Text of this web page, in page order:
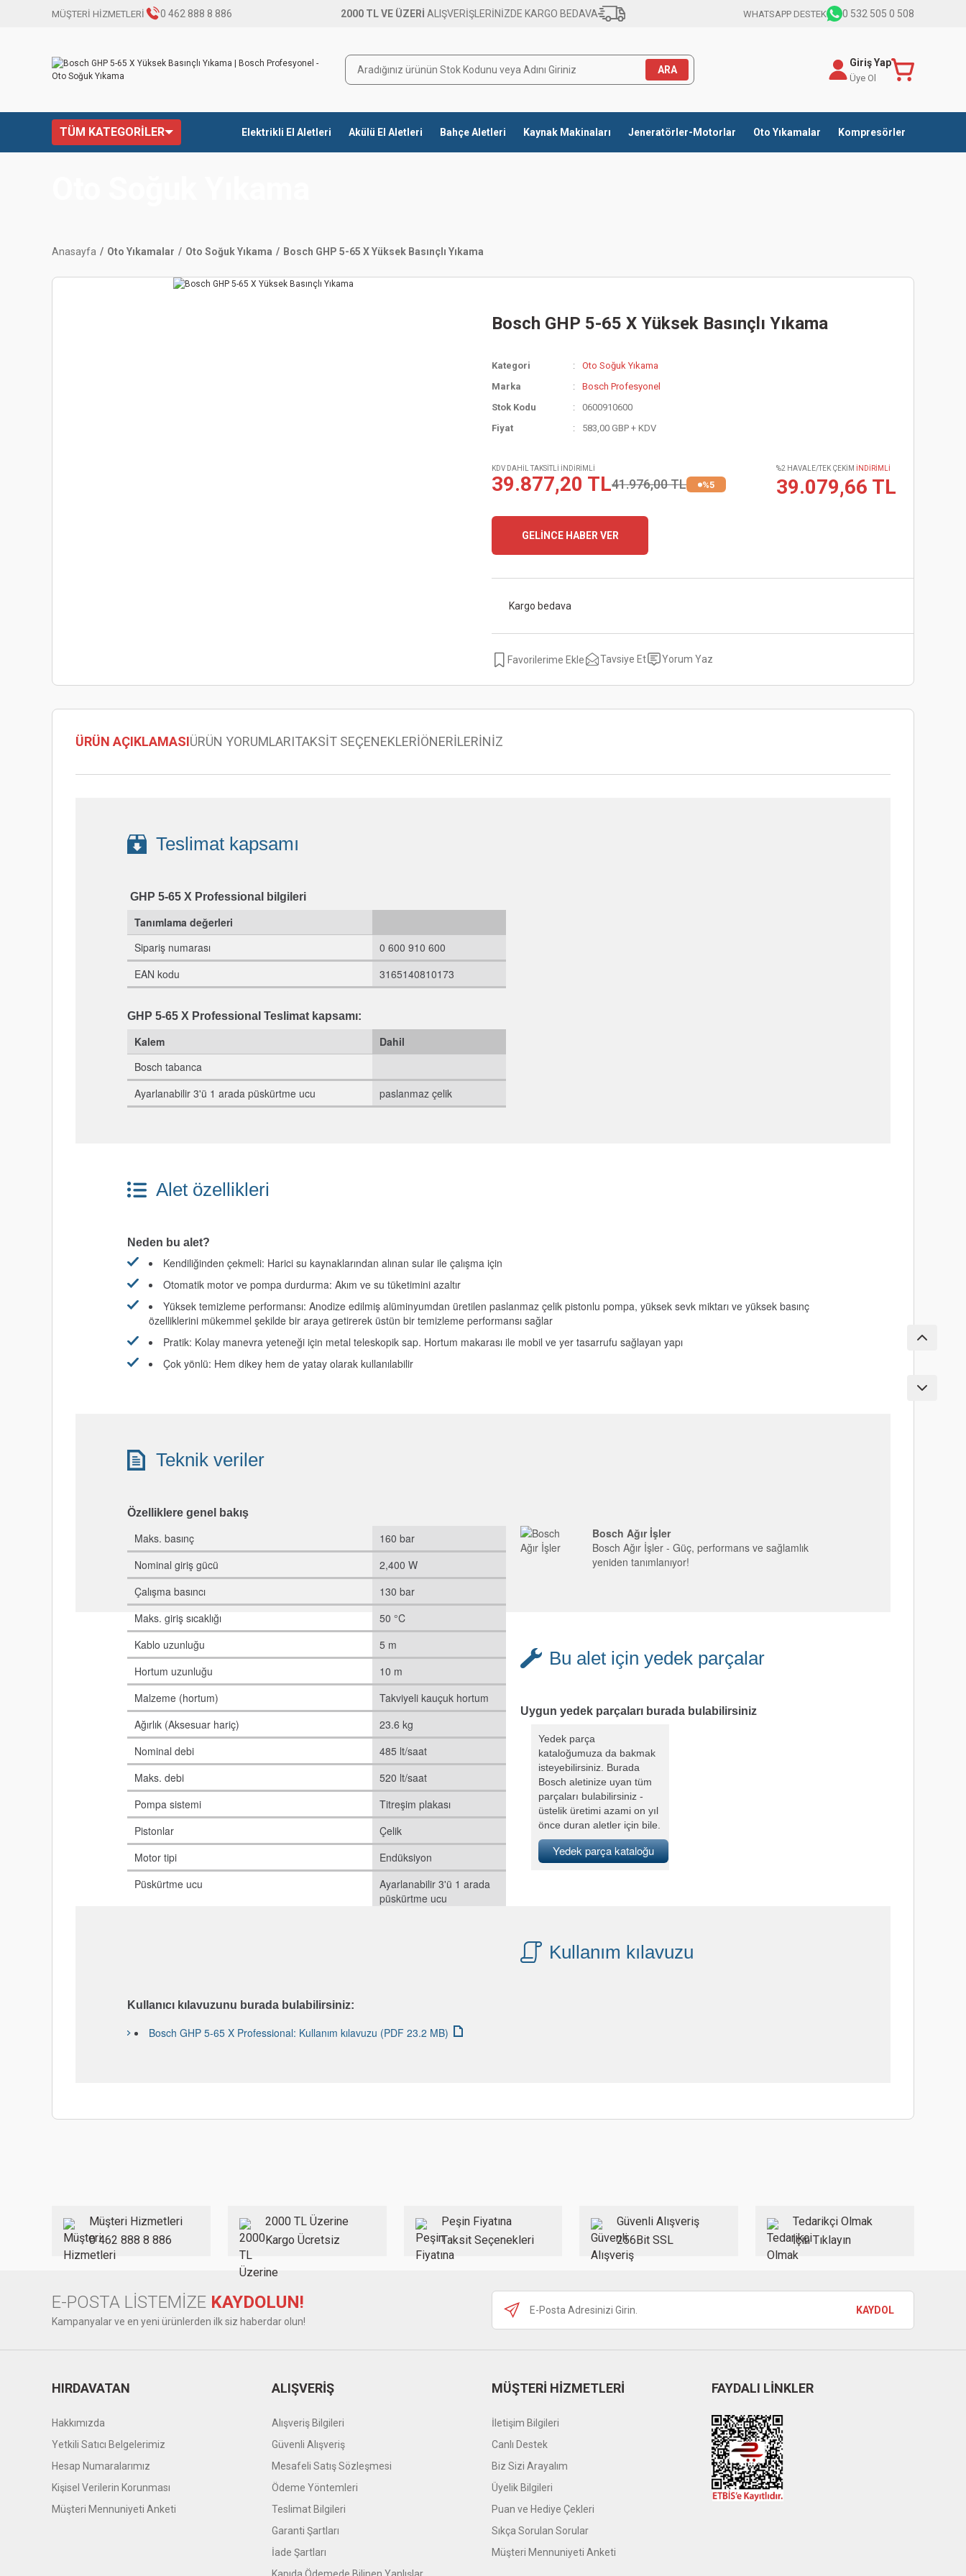
MÜŞTERİ HİZMETLERİ 0 462 888 8 886 2000 TL VE ÜZERİ ALIŞVERİŞLERİNİZDE KARGO BEDAVA WHATSAPP DESTEK 0 532 505 0 508
ARA
Giriş Yap
Üye Ol
TÜM KATEGORİLER Elektrikli El Aletleri Akülü El Aletleri Bahçe Aletleri Kaynak Makinaları Jeneratörler-Motorlar Oto Yıkamalar Kompresörler
Anasayfa Oto Yıkamalar Oto Soğuk Yıkama Bosch GHP 5-65 X Yüksek Basınçlı Yıkama
Bosch GHP 5-65 X Yüksek Basınçlı Yıkama
Kategori
Oto Soğuk Yıkama
Marka
Bosch Profesyonel
Stok Kodu
0600910600
Fiyat
583,00 GBP + KDV
KDV DAHİL TAKSİTLİ İNDİRİMLİ
39.877,20 TL41.976,00 TL %5
%2 HAVALE/TEK ÇEKİM İNDİRİMLİ
39.079,66 TL
GELİNCE HABER VER
Kargo bedava
Tavsiye Et Yorum Yaz
ÜRÜN AÇIKLAMASIÜRÜN YORUMLARITAKSİT SEÇENEKLERİÖNERİLERİNİZ
Teslimat kapsamı
GHP 5-65 X Professional bilgileri
Tanımlama değerleri
Sipariş numarası
0 600 910 600
EAN kodu
3165140810173
GHP 5-65 X Professional Teslimat kapsamı:
Kalem
Dahil
Bosch tabanca
Ayarlanabilir 3'ü 1 arada püskürtme ucu
paslanmaz çelik
Alet özellikleri
Neden bu alet?
Kendiliğinden çekmeli: Harici su kaynaklarından alınan sular ile çalışma için
Otomatik motor ve pompa durdurma: Akım ve su tüketimini azaltır
Yüksek temizleme performansı: Anodize edilmiş alüminyumdan üretilen paslanmaz çelik pistonlu pompa, yüksek sevk miktarı ve yüksek basınç
özelliklerini mükemmel şekilde bir araya getirerek üstün bir temizleme performansı sağlar
Pratik: Kolay manevra yeteneği için metal teleskopik sap. Hortum makarası ile mobil ve yer tasarrufu sağlayan yapı
Çok yönlü: Hem dikey hem de yatay olarak kullanılabilir
Teknik veriler
Özelliklere genel bakış
Maks. basınç
160 bar
Nominal giriş gücü
2,400 W
Çalışma basıncı
130 bar
Maks. giriş sıcaklığı
50 °C
Kablo uzunluğu
5 m
Hortum uzunluğu
10 m
Malzeme (hortum)
Takviyeli kauçuk hortum
Ağırlık (Aksesuar hariç)
23.6 kg
Nominal debi
485 lt/saat
Maks. debi
520 lt/saat
Pompa sistemi
Titreşim plakası
Pistonlar
Çelik
Motor tipi
Endüksiyon
Püskürtme ucu
Ayarlanabilir 3'ü 1 arada
püskürtme ucu
Bosch Ağır İşler
Bosch Ağır İşler - Güç, performans ve sağlamlık
yeniden tanımlanıyor!
Bu alet için yedek parçalar
Uygun yedek parçaları burada bulabilirsiniz
Yedek parça
kataloğumuza da bakmak
isteyebilirsiniz. Burada
Bosch aletinize uyan tüm
parçaları bulabilirsiniz -
üstelik üretimi azami on yıl
önce duran aletler için bile.
Yedek parça kataloğu
Kullanım kılavuzu
Kullanıcı kılavuzunu burada bulabilirsiniz:
Bosch GHP 5-65 X Professional: Kullanım kılavuzu (PDF 23.2 MB)
Ürün bilgilerinde hatalar bulunuyor.
Ürün fiyatı diğer sitelerden daha pahalı.
Bu ürüne benzer farklı alternatifler olmalı.
Gönder
Müşteri Hizmetleri
0 462 888 8 886
2000 TL Üzerine
Kargo Ücretsiz
Peşin Fiyatına
Taksit Seçenekleri
Güvenli Alışveriş
256Bit SSL
Tedarikçi Olmak
İçin Tıklayın
E-POSTA LİSTEMİZE KAYDOLUN!
Kampanyalar ve en yeni ürünlerden ilk siz haberdar olun!
KAYDOL
HIRDAVATAN
Hakkımızda
Yetkili Satıcı Belgelerimiz
Hesap Numaralarımız
Kişisel Verilerin Korunması
Müşteri Mennuniyeti Anketi
ALIŞVERİŞ
Alışveriş Bilgileri
Güvenli Alışveriş
Mesafeli Satış Sözleşmesi
Ödeme Yöntemleri
Teslimat Bilgileri
Garanti Şartları
İade Şartları
MÜŞTERİ HİZMETLERİ
İletişim Bilgileri
Canlı Destek
Biz Sizi Arayalım
Üyelik Bilgileri
Puan ve Hediye Çekleri
Sıkça Sorulan Sorular
Müşteri Mennuniyeti Anketi
FAYDALI LİNKLER